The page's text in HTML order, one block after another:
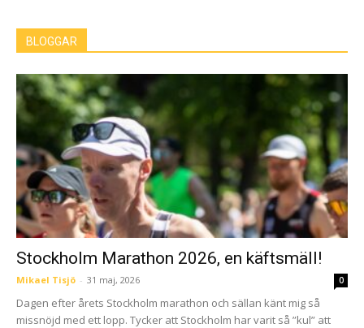
BLOGGAR
Stockholm Marathon 2026, en käftsmäll!
Mikael Tisjö - 31 maj, 2026 0
Dagen efter årets Stockholm marathon och sällan känt mig så
missnöjd med ett lopp. Tycker att Stockholm har varit så ”kul” att